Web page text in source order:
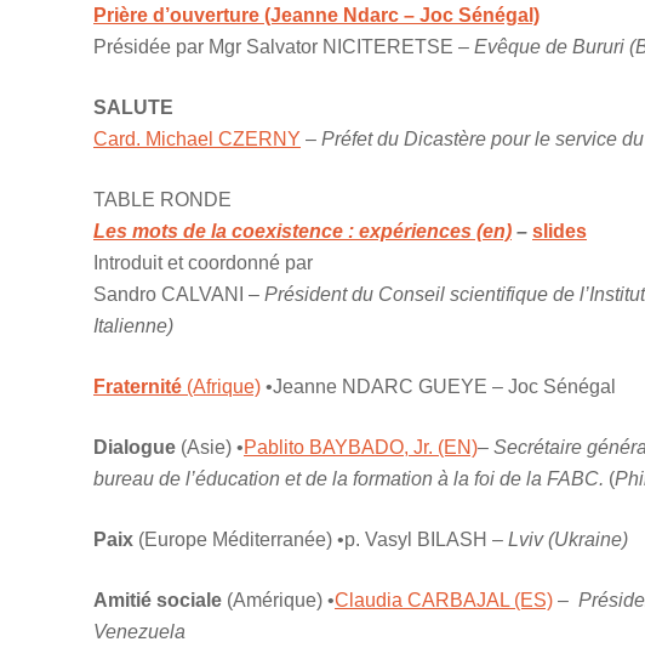
Prière d’ouverture (Jeanne Ndarc – Joc Sénégal)
Présidée par Mgr Salvator NICITERETSE – Evêque de Bururi
SALUTE
Card. Michael CZERNY – Préfet du Dicastère pour le service
TABLE RONDE
Les mots de la coexistence : expériences (en) – slides
Introduit et coordonné par
Sandro CALVANI – Président du Conseil scientifique de
Italienne)
Fraternité (Afrique) •Jeanne NDARC GUEYE – Joc Sénégal
Dialogue (Asie) •Pablito BAYBADO, Jr. (EN)– Secrétaire
bureau de l’éducation et de la formation à la foi de la FABC. (
Paix (Europe Méditerranée) •p. Vasyl BILASH – Lviv (Ukraine)
Amitié sociale (Amérique) •Claudia CARBAJAL (ES) –
Venezuela